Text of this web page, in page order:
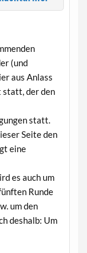
(und
aus Anlass
statt, der den
statt.
Seite den
eine
es auch um
Runde
um den
deshalb: Um